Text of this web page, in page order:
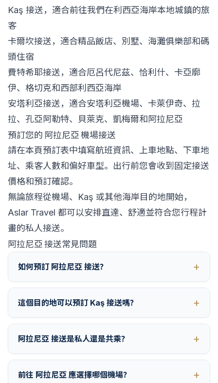
Kaş 接送，適合前往我們在利西亞海岸本地城鎮的旅
客
卡爾坎接送，適合精品飯店、別墅、海灘俱樂部和碼
頭住宿
費特希耶接送，適合厄呂代尼茲、恰利什、卡亞廓
伊、格切克和西部利西亞海岸
安塔利亞接送，適合安塔利亞機場、卡萊伊奇、拉
拉、孔亞阿勒特、貝萊克、凱梅爾和阿拉尼亞
預訂您的 阿拉尼亞 機場接送
請在本頁預訂表中填寫航班資訊、上車地點、下車地
址、乘客人數和偏好車型。出行前您會收到固定接送
價格和預訂確認。
無論旅程從機場、Kaş 或其他海岸目的地開始，
Aslar Travel 都可以安排直達、舒適並符合您行程計
畫的私人接送。
阿拉尼亞 接送常見問題
如何預訂 阿拉尼亞 接送？
這個目的地可以預訂 Kaş 接送嗎？
阿拉尼亞 接送是私人還是共乘？
前往 阿拉尼亞 應選擇哪個機場？